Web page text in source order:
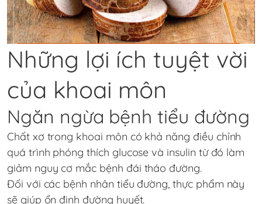
Những lợi ích tuyệt vời
của khoai môn
Ngăn ngừa bệnh tiểu đường
Chất xơ trong khoai môn có khả năng điều chỉnh
quá trình phóng thích glucose và insulin từ đó làm
giảm nguy cơ mắc bệnh đái tháo đường.
Đối với các bệnh nhân tiểu đường, thực phẩm này
sẽ giúp ổn định đường huyết.